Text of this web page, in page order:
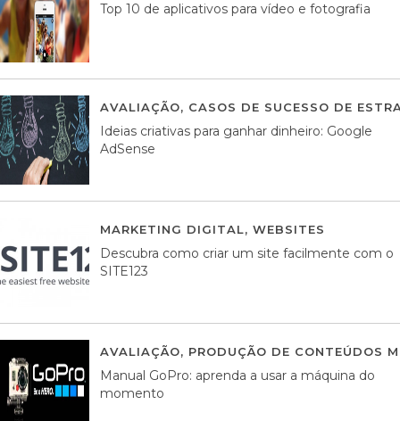
Top 10 de aplicativos para vídeo e fotografia
AVALIAÇÃO, CASOS DE SUCESSO DE
Ideias criativas para ganhar dinheiro: Google
AdSense
MARKETING DIGITAL, WEBSITES
Descubra como criar um site facilmente com o
SITE123
AVALIAÇÃO, PRODUÇÃO DE CONTEÚDOS
Manual GoPro: aprenda a usar a máquina do
momento